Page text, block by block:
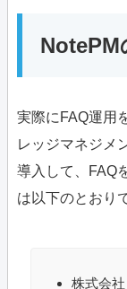
NotePM
実際にFAQ運用
レッジマネジメ
導入して、FAQ
は以下のとおり
株式会